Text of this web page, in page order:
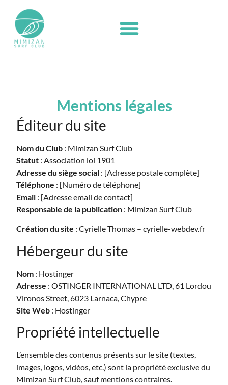
Mentions légales
Éditeur du site
Nom du Club : Mimizan Surf Club
Statut : Association loi 1901
Adresse du siège social : [Adresse postale complète]
Téléphone : [Numéro de téléphone]
Email : [Adresse email de contact]
Responsable de la publication : Mimizan Surf Club
Création du site : Cyrielle Thomas – cyrielle-webdev.fr
Hébergeur du site
Nom : Hostinger
Adresse : OSTINGER INTERNATIONAL LTD, 61 Lordou
Vironos Street, 6023 Larnaca, Chypre
Site Web : Hostinger
Propriété intellectuelle
L’ensemble des contenus présents sur le site (textes,
images, logos, vidéos, etc.) sont la propriété exclusive du
Mimizan Surf Club, sauf mentions contraires.